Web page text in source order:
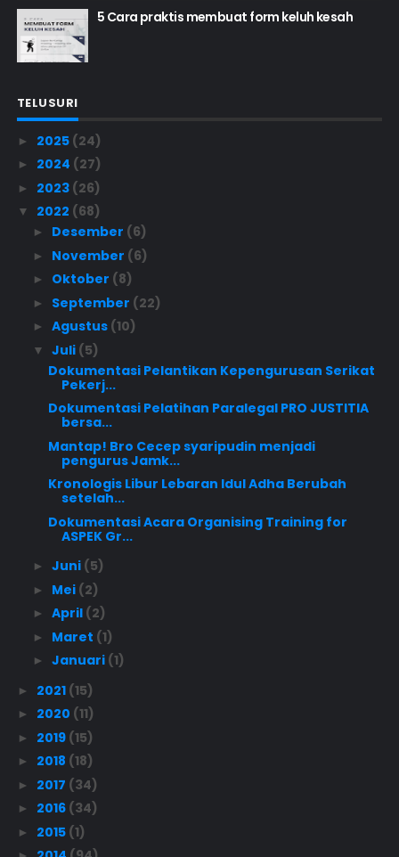
5 Cara praktis membuat form keluh kesah
TELUSURI
► 2025 (24)
► 2024 (27)
► 2023 (26)
▼ 2022 (68)
► Desember (6)
► November (6)
► Oktober (8)
► September (22)
► Agustus (10)
▼ Juli (5)
Dokumentasi Pelantikan Kepengurusan Serikat
Pekerj...
Dokumentasi Pelatihan Paralegal PRO JUSTITIA
bersa...
Mantap! Bro Cecep syaripudin menjadi
pengurus Jamk...
Kronologis Libur Lebaran Idul Adha Berubah
setelah...
Dokumentasi Acara Organising Training for
ASPEK Gr...
► Juni (5)
► Mei (2)
► April (2)
► Maret (1)
► Januari (1)
► 2021 (15)
► 2020 (11)
► 2019 (15)
► 2018 (18)
► 2017 (34)
► 2016 (34)
► 2015 (1)